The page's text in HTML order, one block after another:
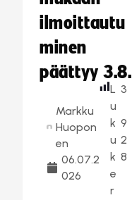
ilmoittautu
minen
päättyy 3.8.
Markku
Huopon
en
06.07.2
026
L
u
k
u
k
e
r
3
9
2
8